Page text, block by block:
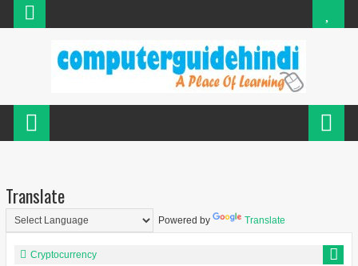
Translate
Powered by Translate
Cryptocurrency